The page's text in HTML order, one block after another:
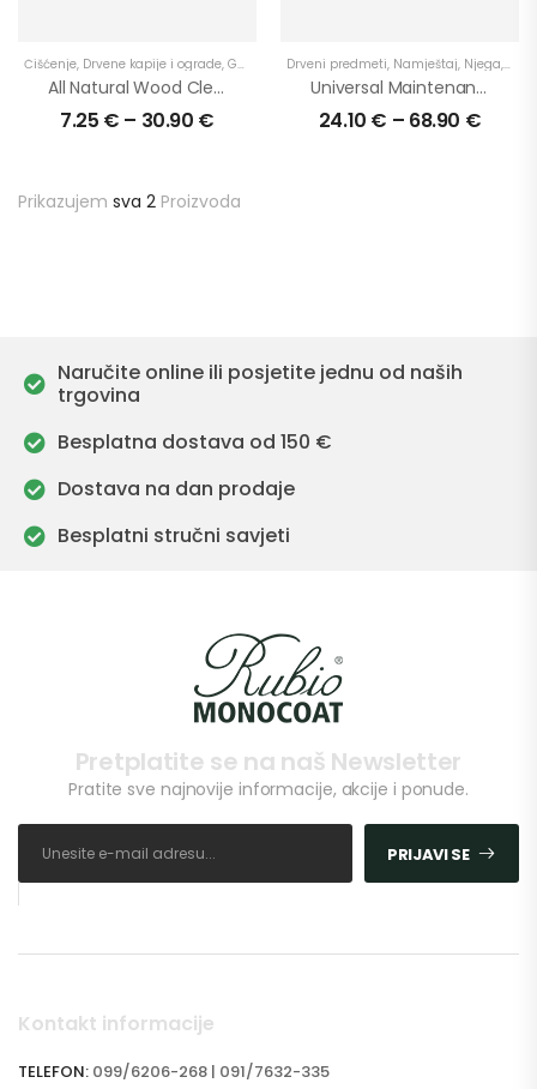
Čišćenje, Drvene kapije i ograde, Garaže Njega,Podovi,Proizvodi,Stepenice,Terase
All Natural Wood Cleaner – dugotrajni učinak
7.25 € – 30.90 €
Drveni predmeti, Namještaj, Njega,
Universal Maintenance Oil 2 Mix – Set
24.10 € – 68.90 €
Prikazujem sva 2 Proizvoda
Naručite online ili posjetite jednu od naših
trgovina
Besplatna dostava od 150 €
Dostava na dan prodaje
Besplatni stručni savjeti
Pretplatite se na naš Newsletter
Pratite sve najnovije informacije, akcije i ponude.
PRIJAVI SE
Kontakt informacije
TELEFON: 099/6206-268 | 091/7632-335